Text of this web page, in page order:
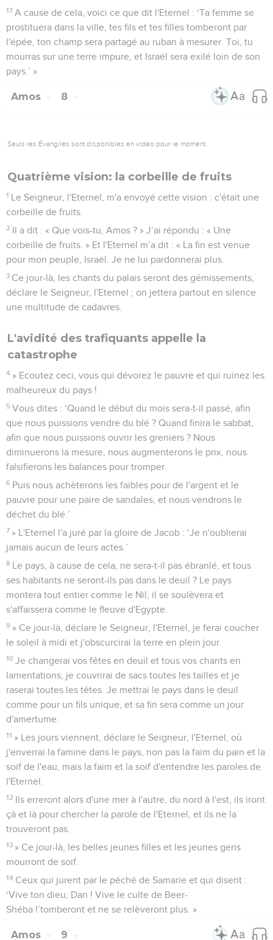
17 A cause de cela, voici ce que dit l'Eternel : ‘Ta femme se
prostituera dans la ville, tes fils et tes filles tomberont par
l'épée, ton champ sera partagé au ruban à mesurer. Toi, tu
mourras sur une terre impure, et Israël sera exilé loin de son
pays.’ »
Amos 8
Seuls les Évangiles sont disponibles en vidéo pour le moment.
Quatrième vision: la corbeille de fruits
1 Le Seigneur, l'Eternel, m'a envoyé cette vision : c'était une
corbeille de fruits.
2 Il a dit : « Que vois-tu, Amos ? » J’ai répondu : « Une
corbeille de fruits. » Et l'Eternel m’a dit : « La fin est venue
pour mon peuple, Israël. Je ne lui pardonnerai plus.
3 Ce jour-là, les chants du palais seront des gémissements,
déclare le Seigneur, l'Eternel ; on jettera partout en silence
une multitude de cadavres.
L'avidité des trafiquants appelle la
catastrophe
4 » Ecoutez ceci, vous qui dévorez le pauvre et qui ruinez les
malheureux du pays !
5 Vous dites : ‘Quand le début du mois sera-t-il passé, afin
que nous puissions vendre du blé ? Quand finira le sabbat,
afin que nous puissions ouvrir les greniers ? Nous
diminuerons la mesure, nous augmenterons le prix, nous
falsifierons les balances pour tromper.
6 Puis nous achèterons les faibles pour de l'argent et le
pauvre pour une paire de sandales, et nous vendrons le
déchet du blé.’
7 » L'Eternel l'a juré par la gloire de Jacob : ‘Je n'oublierai
jamais aucun de leurs actes.’
8 Le pays, à cause de cela, ne sera-t-il pas ébranlé, et tous
ses habitants ne seront-ils pas dans le deuil ? Le pays
montera tout entier comme le Nil, il se soulèvera et
s'affaissera comme le fleuve d'Egypte.
9 » Ce jour-là, déclare le Seigneur, l'Eternel, je ferai coucher
le soleil à midi et j'obscurcirai la terre en plein jour.
10 Je changerai vos fêtes en deuil et tous vos chants en
lamentations, je couvrirai de sacs toutes les tailles et je
raserai toutes les têtes. Je mettrai le pays dans le deuil
comme pour un fils unique, et sa fin sera comme un jour
d'amertume.
11 » Les jours viennent, déclare le Seigneur, l'Eternel, où
j'enverrai la famine dans le pays, non pas la faim du pain et la
soif de l'eau, mais la faim et la soif d'entendre les paroles de
l'Eternel.
12 Ils erreront alors d'une mer à l'autre, du nord à l'est, ils iront
çà et là pour chercher la parole de l'Eternel, et ils ne la
trouveront pas.
13 » Ce jour-là, les belles jeunes filles et les jeunes gens
mourront de soif.
14 Ceux qui jurent par le péché de Samarie et qui disent :
‘Vive ton dieu, Dan ! Vive le culte de Beer-
Shéba !’tomberont et ne se relèveront plus. »
Amos 9